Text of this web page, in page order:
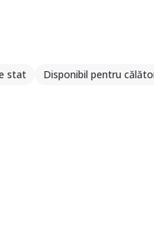
și școli. Am lucrat cu
copii.
și să își dezvolte
stat Disponibil pentru